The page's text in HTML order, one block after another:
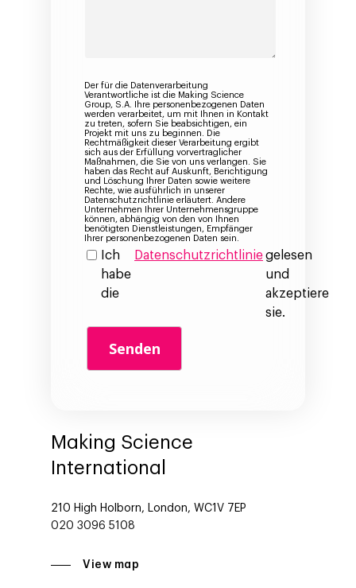
Der für die Datenverarbeitung
Verantwortliche ist die Making Science
Group, S.A. Ihre personenbezogenen Daten
werden verarbeitet, um mit Ihnen in Kontakt
zu treten, sofern Sie beabsichtigen, ein
Projekt mit uns zu beginnen. Die
Rechtmäßigkeit dieser Verarbeitung ergibt
sich aus der Erfüllung vorvertraglicher
Maßnahmen, die Sie von uns verlangen. Sie
haben das Recht auf Auskunft, Berichtigung
und Löschung Ihrer Daten sowie weitere
Rechte, wie ausführlich in unserer
Datenschutzrichtlinie erläutert. Andere
Unternehmen Ihrer Unternehmensgruppe
können, abhängig von den von Ihnen
benötigten Dienstleistungen, Empfänger
Ihrer personenbezogenen Daten sein.
Ich
habe
die
Datenschutzrichtliniegelesen
und
akzeptiere
sie.
Making Science
International
210 High Holborn, London, WC1V 7EP
020 3096 5108
View map